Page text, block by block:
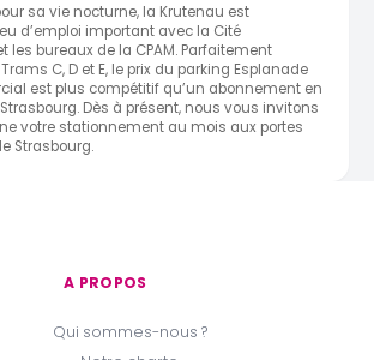
sa vie nocturne, la Krutenau est
d’emploi important avec la Cité
les bureaux de la CPAM. Parfaitement
C, D et E, le prix du parking Esplanade
est plus compétitif qu’un abonnement en
Dès à présent, nous vous invitons
votre stationnement au mois aux portes
Strasbourg.
A PROPOS
Qui sommes-nous ?